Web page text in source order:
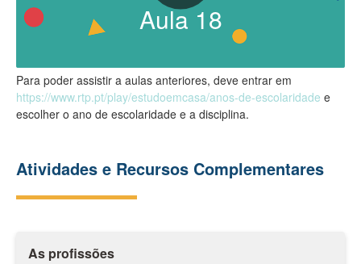
Aula18
Para poder assistir a aulas anteriores, deve entrar em
https://www.rtp.pt/play/estudoemcasa/anos-de-escolaridade e
escolher o ano de escolaridade e a disciplina.
Atividades e Recursos Complementares
As profissões